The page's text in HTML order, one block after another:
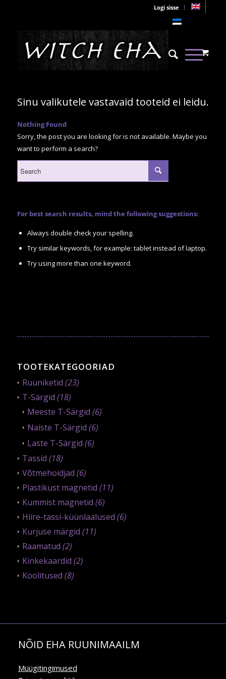
Logi sisse
Sinu valikutele vastavaid tooteid ei leidu.
Nothing Found
Sorry, the post you are looking for is not available. Maybe you
want to perform a search?
For best search results, mind the following suggestions:
Always double check your spelling.
Try similar keywords, for example: tablet instead of laptop.
Try using more than one keyword.
TOOTEKATEGOORIAD
Ruuniketid (23)
T-Särgid (18)
Meeste T-Särgid (6)
Naiste T-Särgid (6)
Laste T-Särgid (6)
Tassid (18)
Võtmehoidjad (6)
Plastikust magnetid (11)
Kummist magnetid (6)
Hiire-tassi-küünlaalused (6)
Kurjuse märgid (11)
Raamatud (2)
Kinkekaardid (2)
Koolitused (8)
NÕID EHA RUUNIMAAILM
Müügitingimused